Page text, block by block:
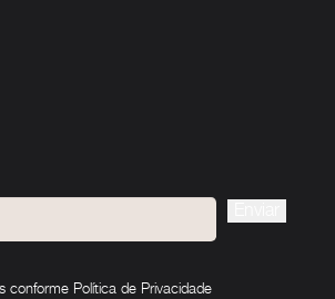
conforme Política de Privacidade